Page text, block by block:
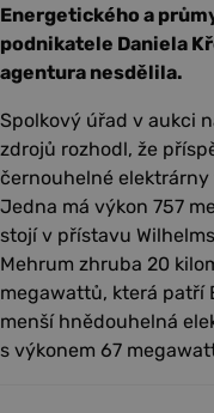
Energetického a
podnikatele Daniela
agentura nesdělila.
Spolkový úřad v aukci
zdrojů rozhodl, že
černouhelné elektrárny
Jedna má výkon 757
stojí v přístavu
Mehrum zhruba 20
megawattů, která patří
menší hnědouhelná
s výkonem 67